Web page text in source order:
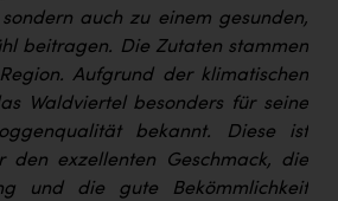
auch zu einem gesunden,
beitragen. Die Zutaten stammen
Aufgrund der klimatischen
Waldviertel besonders für seine
bekannt. Diese ist
den exzellenten Geschmack, die
und die gute Bekömmlichkeit